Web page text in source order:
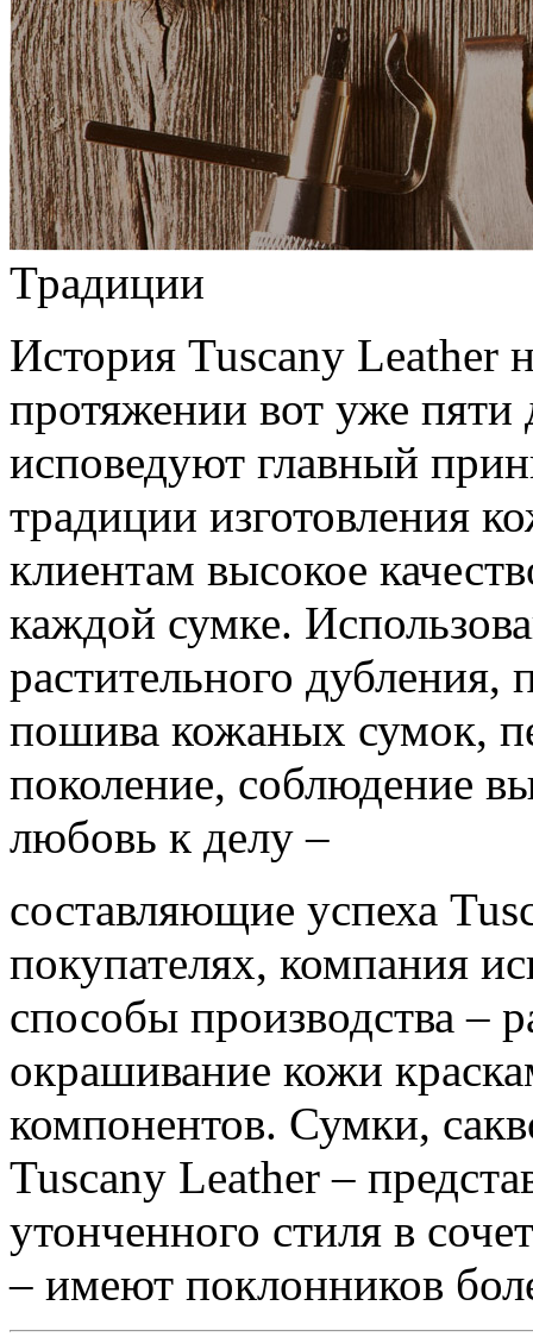
Традиции
История Tuscany Leather
протяжении вот уже пяти
исповедуют главный
традиции изготовления
клиентам высокое
каждой сумке.
растительного дубления,
пошива кожаных сумок,
поколение, соблюдение
любовь к делу –
составляющие успеха
покупателях, компания
способы производства –
окрашивание кожи
компонентов. Сумки,
Tuscany Leather –
утонченного стиля в
– имеют поклонников